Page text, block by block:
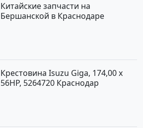
Китайские запчасти на
Бершанской в Краснодаре
Крестовина Isuzu Giga, 174,00 x
56HP, 5264720 Краснодар